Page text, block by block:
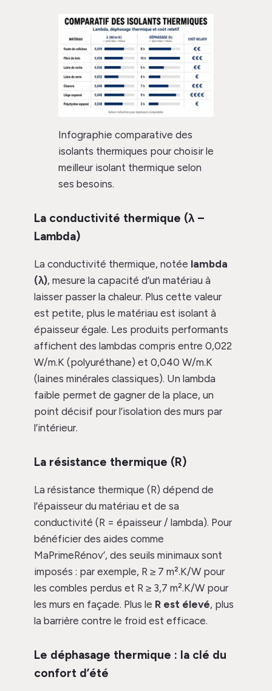
Infographie comparative des
isolants thermiques pour choisir le
meilleur isolant thermique selon
ses besoins.
La conductivité thermique (λ –
Lambda)
La conductivité thermique, notée lambda
(λ), mesure la capacité d’un matériau à
laisser passer la chaleur. Plus cette valeur
est petite, plus le matériau est isolant à
épaisseur égale. Les produits performants
affichent des lambdas compris entre 0,022
W/m.K (polyuréthane) et 0,040 W/m.K
(laines minérales classiques). Un lambda
faible permet de gagner de la place, un
point décisif pour l’isolation des murs par
l’intérieur.
La résistance thermique (R)
La résistance thermique (R) dépend de
l’épaisseur du matériau et de sa
conductivité (R = épaisseur / lambda). Pour
bénéficier des aides comme
MaPrimeRénov’, des seuils minimaux sont
imposés : par exemple, R ≥ 7 m².K/W pour
les combles perdus et R ≥ 3,7 m².K/W pour
les murs en façade. Plus le R est élevé, plus
la barrière contre le froid est efficace.
Le déphasage thermique : la clé du
confort d’été